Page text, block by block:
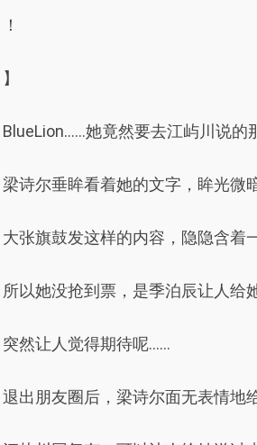
！
】
BlueLion……她竟然要去江屿川说的
梁诗尔垂眸看着她的文字，眸光微暗
大张旗鼓发这样的内容，隐隐含着
所以她没抢到票，是季泊辰让人给
突然让人觉得期待呢……
退出朋友圈后，梁诗尔面无表情地